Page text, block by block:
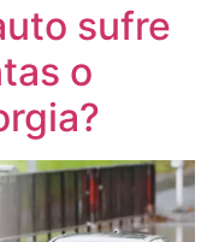
sufre
o